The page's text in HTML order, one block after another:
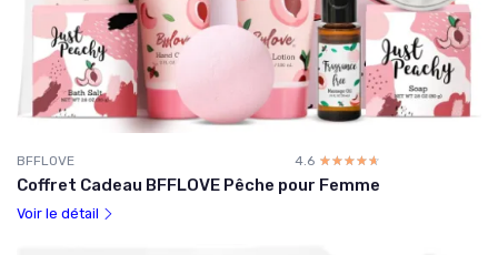
BFFLOVE 4.6 ☆☆☆☆☆
★★★★★
Coffret Cadeau BFFLOVE Pêche pour Femme
Voir le détail